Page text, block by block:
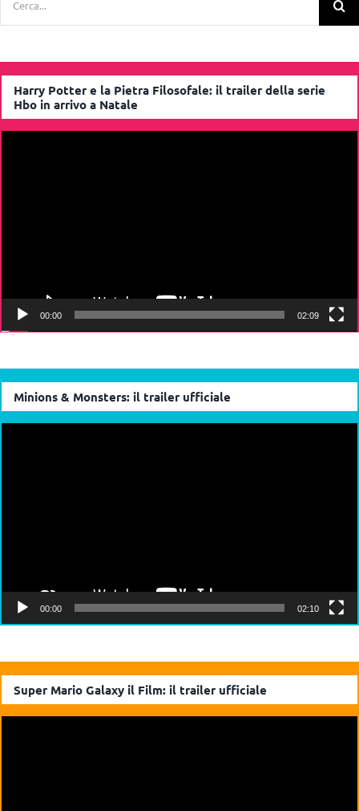
Harry Potter e la Pietra Filosofale: il trailer della serie
Hbo in arrivo a Natale
00:00 02:09
Minions & Monsters: il trailer ufficiale
00:00 02:10
Super Mario Galaxy il Film: il trailer ufficiale